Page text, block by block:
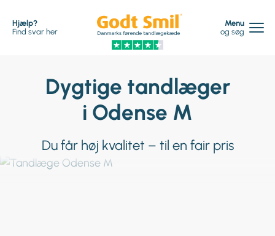
Hjælp?
Find svar her
Menu
og søg
Dygtige tandlæger
i Odense M
Du får høj kvalitet – til en fair pris